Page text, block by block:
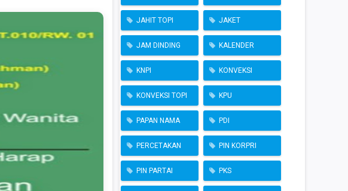
JAHIT TOPI JAKET
JAM DINDING KALENDER
KNPI KONVEKSI
KONVEKSI TOPI KPU
PAPAN NAMA PDI
PERCETAKAN PIN KORPRI
PIN PARTAI PKS